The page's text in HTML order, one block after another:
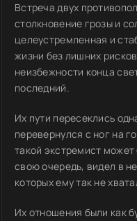
Встреча двух
столкновение грозы и
целеустремленная и
жизни без лишних
неизбежности конца
последний.
Их пути пересеклись
перевернулся с ног на
такой экстремист может
свою очередь, видел в
которых ему так не
Их отношения были как